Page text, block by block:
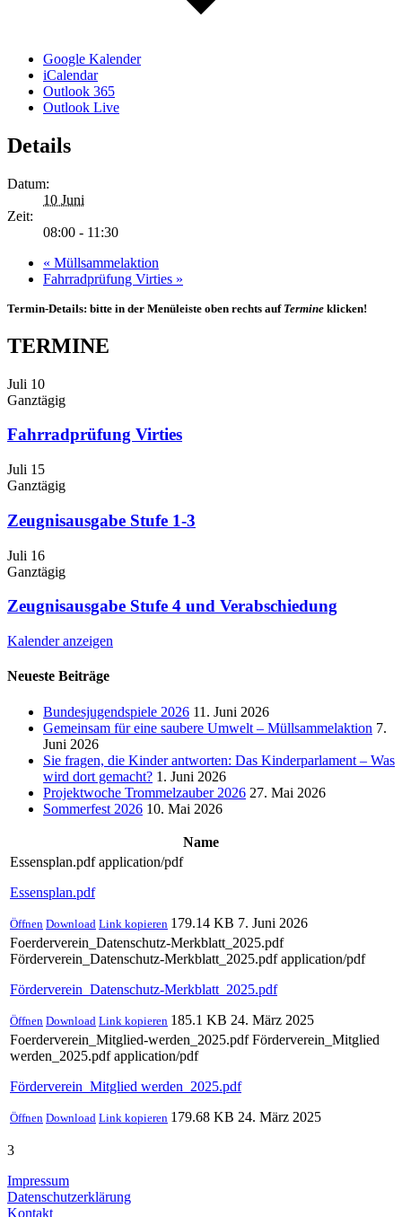
Google Kalender
iCalendar
Outlook 365
Outlook Live
Details
Datum:
10 Juni
Zeit:
08:00 - 11:30
« Müllsammelaktion
Fahrradprüfung Virties »
Termin-Details: bitte in der Menüleiste oben rechts auf Termine klicken!
TERMINE
Juli 10
Ganztägig
Fahrradprüfung Virties
Juli 15
Ganztägig
Zeugnisausgabe Stufe 1-3
Juli 16
Ganztägig
Zeugnisausgabe Stufe 4 und Verabschiedung
Kalender anzeigen
Neueste Beiträge
Bundesjugendspiele 2026 11. Juni 2026
Gemeinsam für eine saubere Umwelt – Müllsammelaktion 7.
Juni 2026
Sie fragen, die Kinder antworten: Das Kinderparlament – Was
wird dort gemacht? 1. Juni 2026
Projektwoche Trommelzauber 2026 27. Mai 2026
Sommerfest 2026 10. Mai 2026
Name
Essensplan.pdf application/pdf
Essensplan.pdf
Öffnen Download Link kopieren 179.14 KB 7. Juni 2026
Foerderverein_Datenschutz-Merkblatt_2025.pdf
Förderverein_Datenschutz-Merkblatt_2025.pdf application/pdf
Förderverein_Datenschutz-Merkblatt_2025.pdf
Öffnen Download Link kopieren 185.1 KB 24. März 2025
Foerderverein_Mitglied-werden_2025.pdf Förderverein_Mitglied
werden_2025.pdf application/pdf
Förderverein_Mitglied werden_2025.pdf
Öffnen Download Link kopieren 179.68 KB 24. März 2025
3
Impressum
Datenschutzerklärung
Kontakt